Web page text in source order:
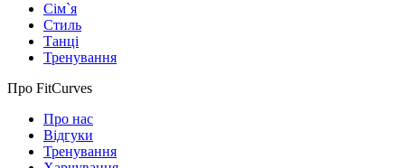
Сім`я
Стиль
Танці
Тренування
Про FitCurves
Про нас
Відгуки
Тренування